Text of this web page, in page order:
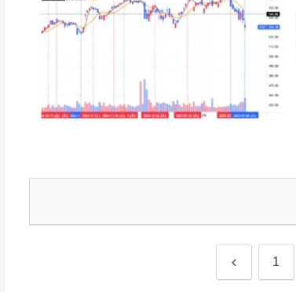
前 1